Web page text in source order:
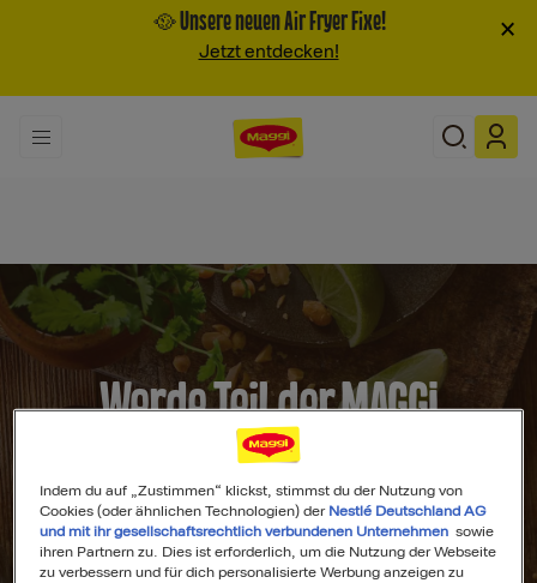
🥘 Unsere neuen Air Fryer Fixe!
Jetzt entdecken!
×
Werde Teil der MAGGI
Community
Indem du auf „Zustimmen“ klickst, stimmst du der Nutzung von
Cookies (oder ähnlichen Technologien) der Nestlé Deutschland AG
und mit ihr gesellschaftsrechtlich verbundenen Unternehmen sowie
ihren Partnern zu. Dies ist erforderlich, um die Nutzung der Webseite
zu verbessern und für dich personalisierte Werbung anzeigen zu